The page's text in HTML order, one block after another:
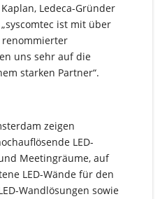
Ledeca-Gründer
ist mit über
renommierter
uns sehr auf die
starken Partner“.
zeigen
LED-
Meetingräume, auf
LED-Wände für den
Wandlösungen sowie